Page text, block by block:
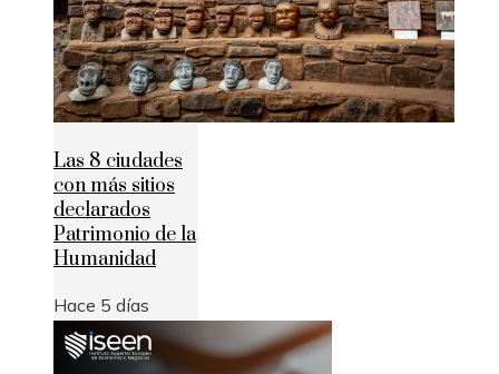
Las 8 ciudades
con más sitios
declarados
Patrimonio de la
Humanidad
Hace 5 días